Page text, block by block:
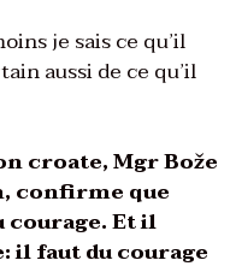
je sais ce qu’il
aussi de ce qu’il
croate, Mgr Bože
confirme que
courage. Et il
il faut du courage